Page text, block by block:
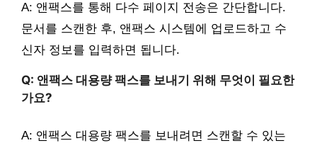
A: 앤팩스를 통해 다수 페이지 전송은 간단합니다.
문서를 스캔한 후, 앤팩스 시스템에 업로드하고 수
신자 정보를 입력하면 됩니다.
Q: 앤팩스 대용량 팩스를 보내기 위해 무엇이 필요한
가요?
A: 앤팩스 대용량 팩스를 보내려면 스캔할 수 있는